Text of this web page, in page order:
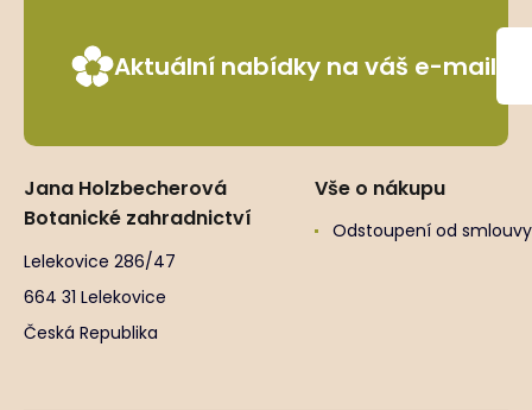
Aktuální nabídky na váš e-mail
Jana Holzbecherová
Botanické zahradnictví
Lelekovice 286/47
664 31 Lelekovice
Česká Republika
Vše o nákupu
Odstoupení od smlouvy